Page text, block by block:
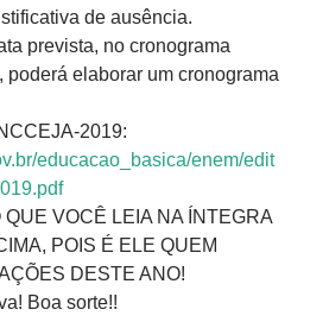
de ausência.
prevista, no cronograma
elaborar um cronograma
2019:
educacao_basica/enem/edit
VOCÊ LEIA NA ÍNTEGRA
POIS É ELE QUEM
DESTE ANO!
Boa sorte!!